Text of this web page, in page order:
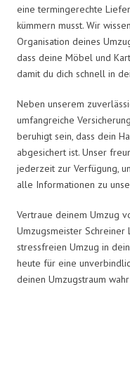
eine termingerechte
kümmern musst. Wir
Organisation deines
dass deine Möbel und
damit du dich schnell in
Neben unserem
umfangreiche
beruhigt sein, dass dein
abgesichert ist. Unser
jederzeit zur Verfügung,
alle Informationen zu
Vertraue deinem Umzug
Umzugsmeister Schreiner
stressfreien Umzug in
heute für eine
deinen Umzugstraum